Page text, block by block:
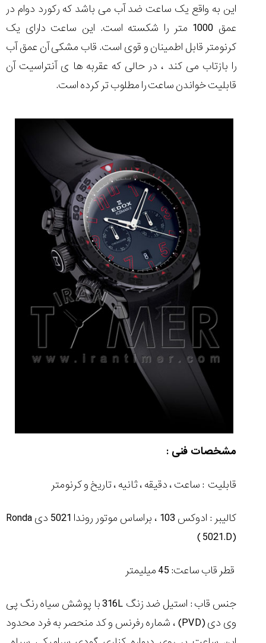
این به واقع یک ساعت ضد آب می باشد که رکورد دوام در
عمق 1000 متر را شکسته است. این ساعت دارای یک
کرنومتر قابل اطمینان و قوی است. قاب مشکی آن عمق آب
را بازتاب می کند ، در حالی که عقربه ها ی آنتراسیت آن
قابلیت خواندن ساعت را مطلوب تر کرده است.
مشخصات فنی :
قابلیت : ساعت ، دقیقه ، ثانیه ، تاریخ و کرنومتر
کالیبر : ادوکس 103 ، براساس موتور روندا 5021 دی
Ronda
5021.D)
(
قطر قاب ساعت: 45 میلیمتر
جنس قاب : استیل ضد زنگ 316Lبا پوشش سیاه رنگ پی
وی دی(PVD)، شماره رفرنس و کد منحصر به فرد محدود